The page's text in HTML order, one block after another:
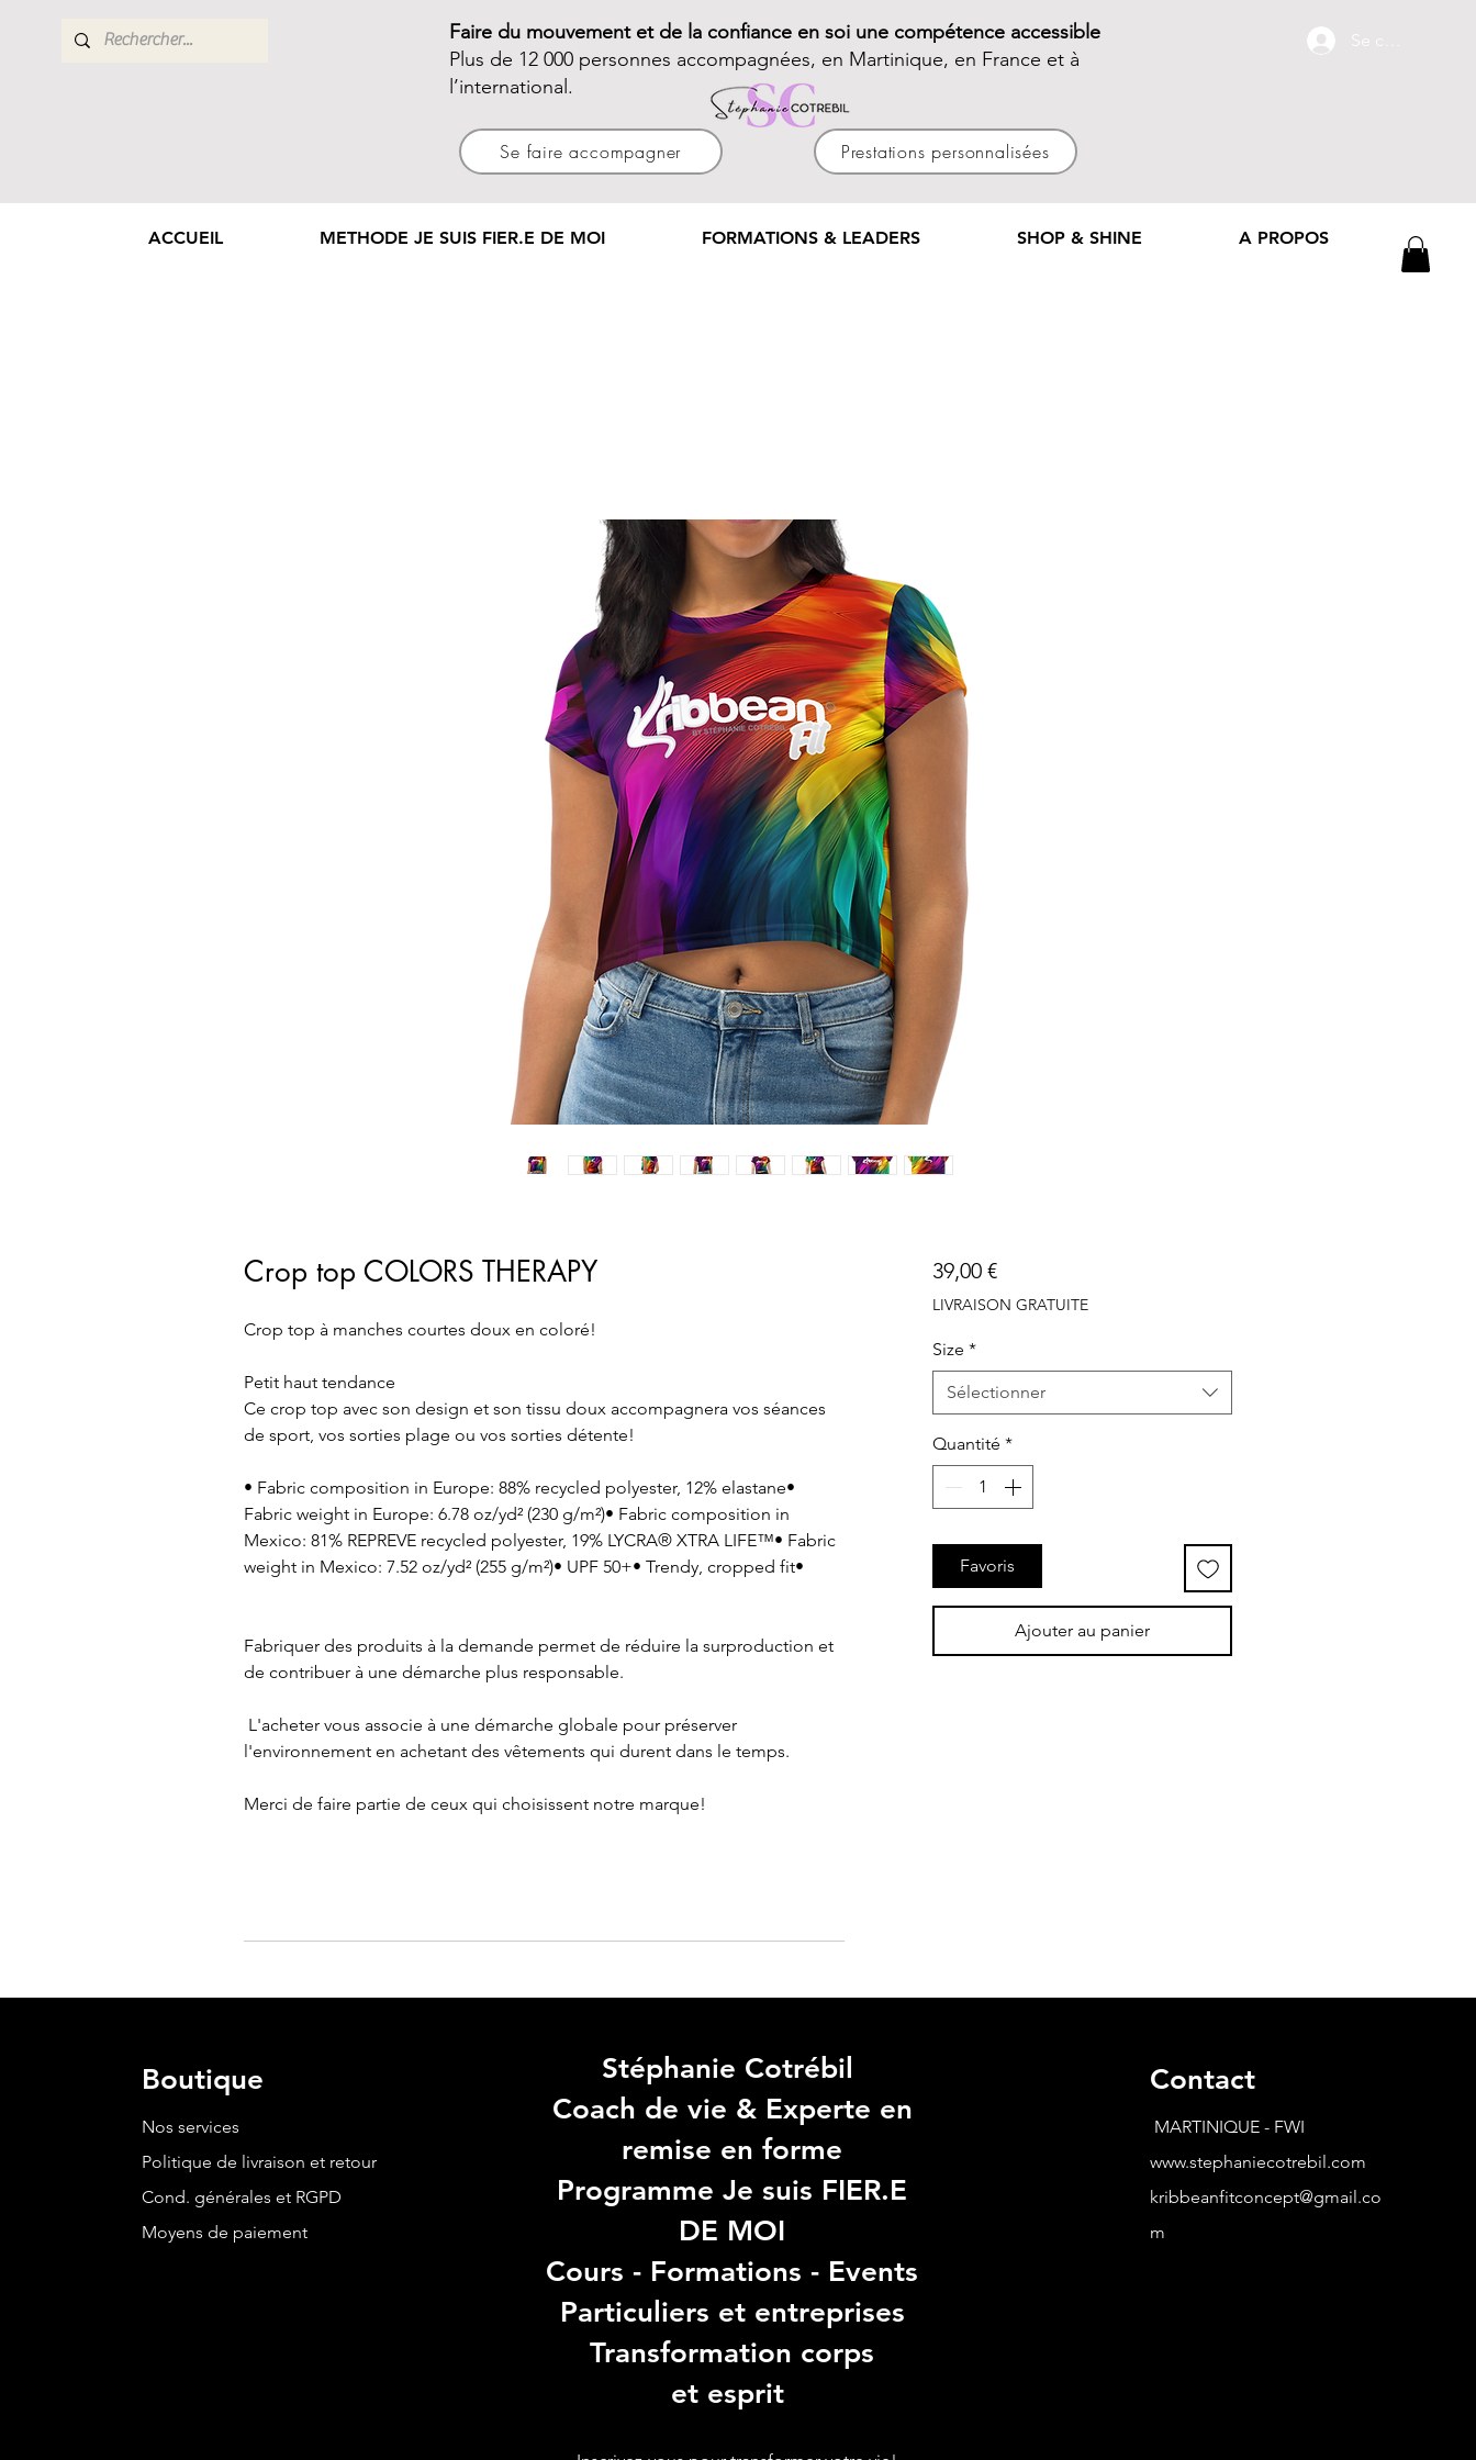
Faire du mouvement et de la confiance en soi une compétence accessible
Plus de 12 000 personnes accompagnées, en Martinique, en France et à
l’international.
Se faire accompagner Prestations personnalisées
Se connecter
ACCUEIL METHODE JE SUIS FIER.E DE MOI FORMATIONS & LEADERS SHOP & SHINE A PROPOS
Crop top COLORS THERAPY
Crop top à manches courtes doux en coloré!
Petit haut tendance
Ce crop top avec son design et son tissu doux accompagnera vos séances
de sport, vos sorties plage ou vos sorties détente!
• Fabric composition in Europe: 88% recycled polyester, 12% elastane•
Fabric weight in Europe: 6.78 oz/yd² (230 g/m²)• Fabric composition in
Mexico: 81% REPREVE recycled polyester, 19% LYCRA® XTRA LIFE™• Fabric
weight in Mexico: 7.52 oz/yd² (255 g/m²)• UPF 50+• Trendy, cropped fit•
Fabriquer des produits à la demande permet de réduire la surproduction et
de contribuer à une démarche plus responsable.
l'environnement en achetant des vêtements qui durent dans le temps.
Merci de faire partie de ceux qui choisissent notre marque!
39,00 €Prix
LIVRAISON GRATUITE
Size *
Sélectionner
Quantité *
Favoris
Ajouter au panier
Boutique
Nos services
Politique de livraison et retour
Cond. générales et RGPD
Moyens de paiement
Stéphanie Cotrébil
Coach de vie & Experte en
remise en forme
Programme Je suis FIER.E
DE MOI
Cours - Formations - Events
Particuliers et entreprises
Transformation corps
et esprit
Contact
MARTINIQUE - FWI
www.stephaniecotrebil.com
kribbeanfitconcept@gmail.co
m